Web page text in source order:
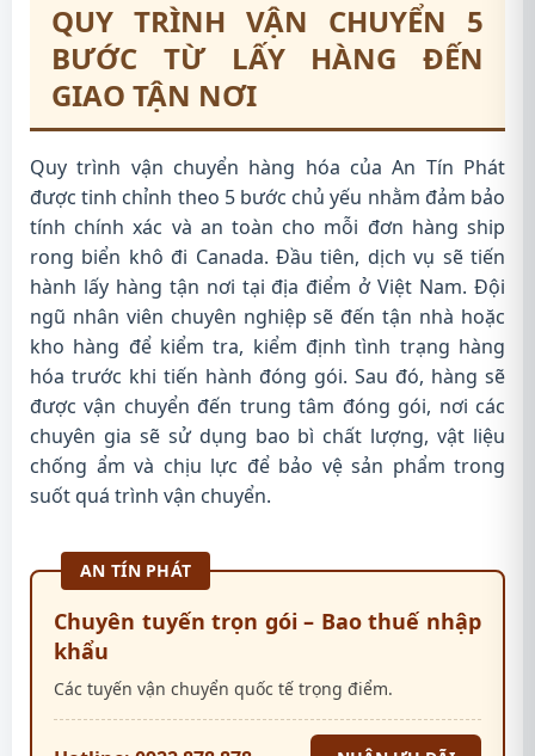
QUY TRÌNH VẬN CHUYỂN 5
BƯỚC TỪ LẤY HÀNG ĐẾN
GIAO TẬN NƠI
Quy trình vận chuyển hàng hóa của An Tín Phát
được tinh chỉnh theo 5 bước chủ yếu nhằm đảm bảo
tính chính xác và an toàn cho mỗi đơn hàng ship
rong biển khô đi Canada. Đầu tiên, dịch vụ sẽ tiến
hành lấy hàng tận nơi tại địa điểm ở Việt Nam. Đội
ngũ nhân viên chuyên nghiệp sẽ đến tận nhà hoặc
kho hàng để kiểm tra, kiểm định tình trạng hàng
hóa trước khi tiến hành đóng gói. Sau đó, hàng sẽ
được vận chuyển đến trung tâm đóng gói, nơi các
chuyên gia sẽ sử dụng bao bì chất lượng, vật liệu
chống ẩm và chịu lực để bảo vệ sản phẩm trong
suốt quá trình vận chuyển.
AN TÍN PHÁT
Chuyên tuyến trọn gói – Bao thuế nhập
khẩu
Các tuyến vận chuyển quốc tế trọng điểm.